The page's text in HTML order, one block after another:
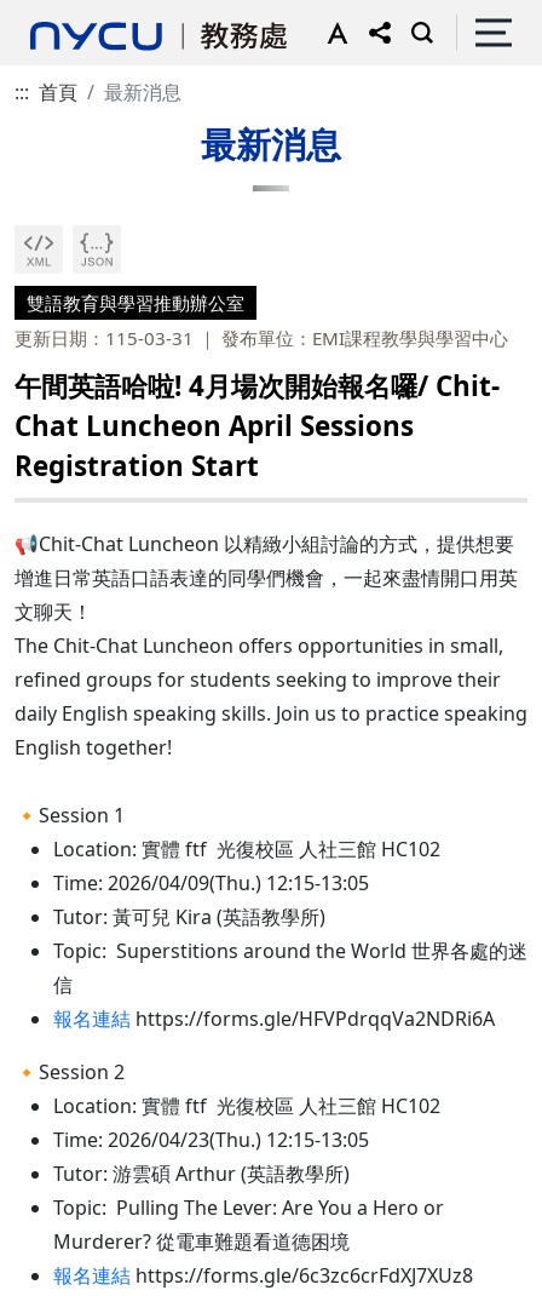
::: 首頁 最新消息
最新消息
雙語教育與學習推動辦公室
更新日期：115-03-31
發布單位：EMI課程教學與學習中心
午間英語哈啦! 4月場次開始報名囉/ Chit-
Chat Luncheon April Sessions
Registration Start
📢Chit-Chat Luncheon 以精緻小組討論的方式，提供想要
增進日常英語口語表達的同學們機會，一起來盡情開口用英
文聊天！
The Chit-Chat Luncheon offers opportunities in small,
refined groups for students seeking to improve their
daily English speaking skills. Join us to practice speaking
English together!
🔸Session 1
Location: 實體 ftf 光復校區 人社三館 HC102
Time: 2026/04/09(Thu.) 12:15-13:05
Tutor: 黃可兒 Kira (英語教學所)
Topic: Superstitions around the World 世界各處的迷
信
報名連結 https://forms.gle/HFVPdrqqVa2NDRi6A
🔸Session 2
Location: 實體 ftf 光復校區 人社三館 HC102
Time: 2026/04/23(Thu.) 12:15-13:05
Tutor: 游雲碩 Arthur (英語教學所)
Topic: Pulling The Lever: Are You a Hero or
Murderer? 從電車難題看道德困境
報名連結 https://forms.gle/6c3zc6crFdXJ7XUz8